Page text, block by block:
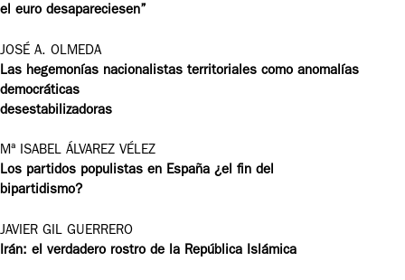
el euro desapareciesen”
JOSÉ A. OLMEDA
Las hegemonías nacionalistas territoriales como anomalías
democráticas
desestabilizadoras
Mª ISABEL ÁLVAREZ VÉLEZ
Los partidos populistas en España ¿el fin del
bipartidismo?
JAVIER GIL GUERRERO
Irán: el verdadero rostro de la República Islámica